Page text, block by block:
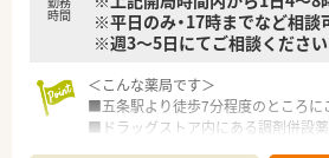
時間
※平日のみ・17時までなど相談
※週3～5日にてご相談ください
＜こんな薬局です＞
■五条駅より徒歩7分程度のところに
■ドラッグストア内にある調剤併設薬